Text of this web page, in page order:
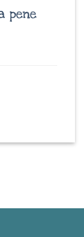
pene